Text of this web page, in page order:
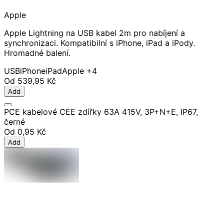
Apple
Apple Lightning na USB kabel 2m pro nabíjení a
synchronizaci. Kompatibilní s iPhone, iPad a iPody.
Hromadné balení.
USBiPhoneiPadApple +4
Od 539,95 Kč
Add
PCE kabelové CEE zdířky 63A 415V, 3P+N+E, IP67,
černé
Od 0,95 Kč
Add